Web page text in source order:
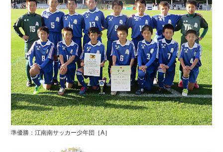
準優勝：江南南サッカー少年団［A］